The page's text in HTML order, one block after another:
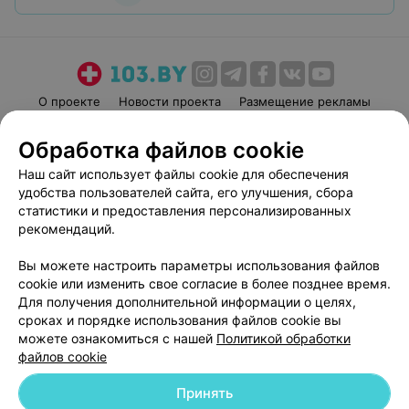
О проекте Новости проекта
Размещение рекламы
Пользовательское соглашение
Способы оплаты
Вакансии
Партнеры
Написать руководителю 103.by
Обработка персональных данных
© 2026 ООО «Артокс Лаб», УНП 191700409 | 220012, Республика Беларусь,
Обработка файлов cookie
Наш сайт использует файлы cookie для обеспечения
удобства пользователей сайта, его улучшения, сбора
статистики и предоставления персонализированных
рекомендаций.
Вы можете настроить параметры использования файлов
cookie или изменить свое согласие в более позднее время.
Для получения дополнительной информации о целях,
сроках и порядке использования файлов cookie вы
можете ознакомиться с нашей Политикой обработки
файлов cookie
Принять